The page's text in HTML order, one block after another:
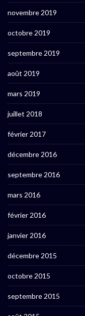
novembre 2019
octobre 2019
septembre 2019
août 2019
mars 2019
juillet 2018
février 2017
décembre 2016
septembre 2016
mars 2016
février 2016
janvier 2016
décembre 2015
octobre 2015
septembre 2015